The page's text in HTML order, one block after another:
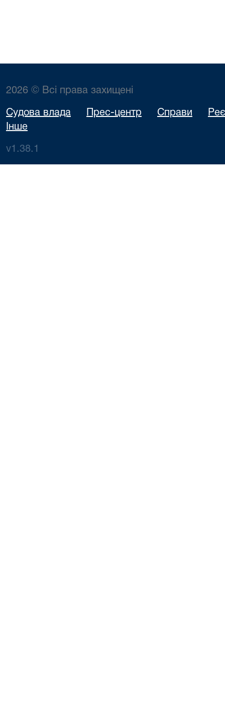
2026 © Всі права захищені
Судова влада Прес-центр Справи
Інше
v1.38.1